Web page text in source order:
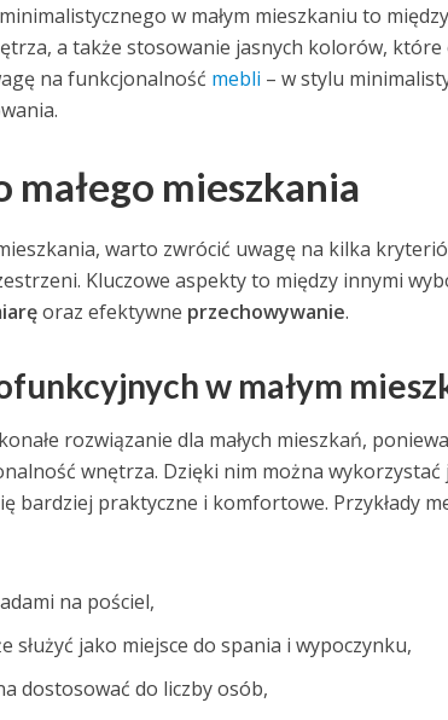
w małym mieszkaniu to
a także stosowanie jasnych kolorów,
na funkcjonalność mebli – w stylu
mieszkania
warto zwrócić uwagę na kilka
Kluczowe aspekty to między innymi
oraz efektywne przechowywanie.
w małym
rozwiązanie dla małych mieszkań,
wnętrza. Dzięki nim można wykorzystać
bardziej praktyczne i komfortowe. Przykłady
na pościel,
służyć jako miejsce do spania i wypoczynku,
dostosować do liczby osób,